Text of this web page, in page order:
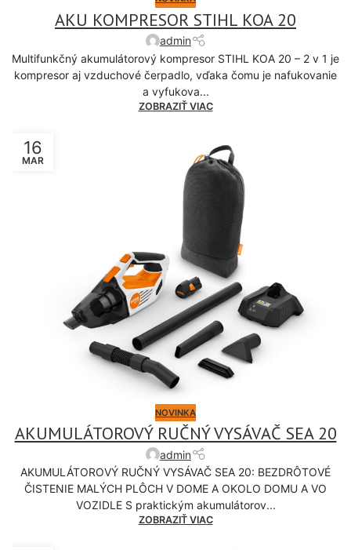
AKU KOMPRESOR STIHL KOA 20
admin
Multifunkčný akumulátorový kompresor STIHL KOA 20 – 2 v 1 je
kompresor aj vzduchové čerpadlo, vďaka čomu je nafukovanie
a vyfukova...
ZOBRAZIŤ VIAC
16
MAR
NOVINKA
AKUMULÁTOROVÝ RUČNÝ VYSÁVAČ SEA 20
admin
AKUMULÁTOROVÝ RUČNÝ VYSÁVAČ SEA 20: BEZDRÔTOVÉ
ČISTENIE MALÝCH PLÔCH V DOME A OKOLO DOMU A VO
VOZIDLE S praktickým akumulátorov...
ZOBRAZIŤ VIAC